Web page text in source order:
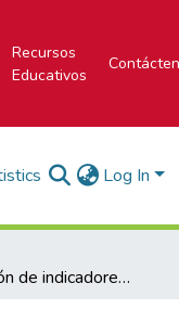
Recursos
Educativos
Log In
La aplicación de indicadores en el recurso suelo para evaluar la sostenibilidad de la microrregión Platanar-La Vieja, cuenca del río San Carlos, Costa Rica